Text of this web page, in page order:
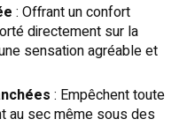
: Offrant un confort
directement sur la
sensation agréable et
: Empêchent toute
au sec même sous des